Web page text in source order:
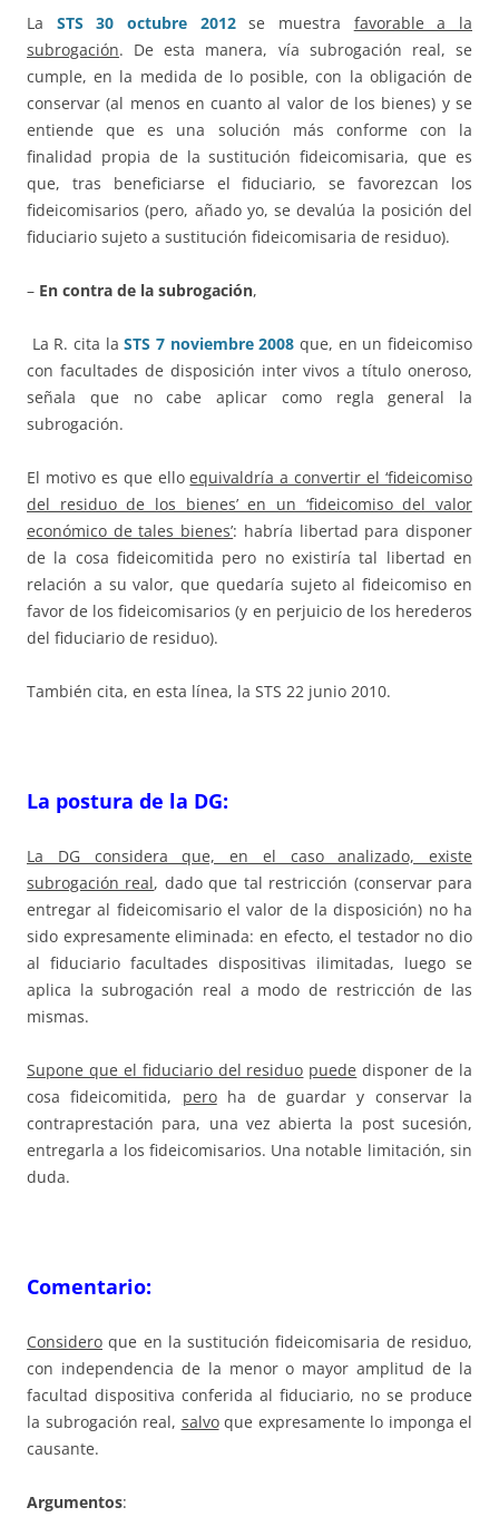
La STS 30 octubre 2012se muestra favorable a la
subrogación. De esta manera, vía subrogación real, se
cumple, en la medida de lo posible, con la obligación de
conservar (al menos en cuanto al valor de los bienes) y se
entiende que es una solución más conforme con la
finalidad propia de la sustitución fideicomisaria, que es
que, tras beneficiarse el fiduciario, se favorezcan los
fideicomisarios (pero, añado yo, se devalúa la posición del
fiduciario sujeto a sustitución fideicomisaria de residuo).
– En contra de la subrogación,
La R. cita laSTS 7 noviembre 2008 que, en un fideicomiso
con facultades de disposición inter vivos a título oneroso,
señala que no cabe aplicar como regla general la
subrogación.
El motivo es que elloequivaldría a convertir el ‘fideicomiso
del residuo de los bienes’ en un ‘fideicomiso del valor
económico de tales bienes’: habría libertad para disponer
de la cosa fideicomitida pero no existiría tal libertad en
relación a su valor, que quedaría sujeto al fideicomiso en
favor de los fideicomisarios (y en perjuicio de los herederos
del fiduciario de residuo).
También cita, en esta línea, la STS 22 junio 2010.
La postura de la DG:
La DG considera que, en el caso analizado, existe
subrogación real, dado que tal restricción (conservar para
entregar al fideicomisario el valor de la disposición) no ha
sido expresamente eliminada: en efecto, el testador no dio
al fiduciario facultades dispositivas ilimitadas, luego se
aplica la subrogación real a modo de restricción de las
mismas.
Supone que el fiduciario del residuo puede disponer de la
cosa fideicomitida, peroha de guardar y conservar la
contraprestación para, una vez abierta la post sucesión,
entregarla a los fideicomisarios. Una notable limitación, sin
duda.
Comentario:
Considero que en la sustitución fideicomisaria de residuo,
con independencia de la menor o mayor amplitud de la
facultad dispositiva conferida al fiduciario, no se produce
la subrogación real, salvoque expresamente lo imponga el
causante.
Argumentos: